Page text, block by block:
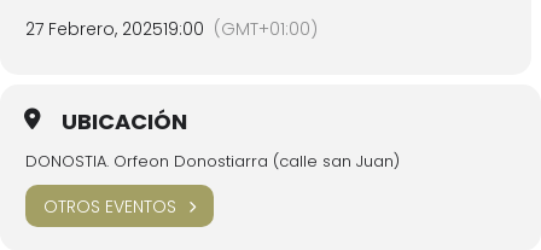
27 Febrero, 202519:00 (GMT+01:00)
UBICACIÓN
DONOSTIA. Orfeon Donostiarra (calle san Juan)
OTROS EVENTOS